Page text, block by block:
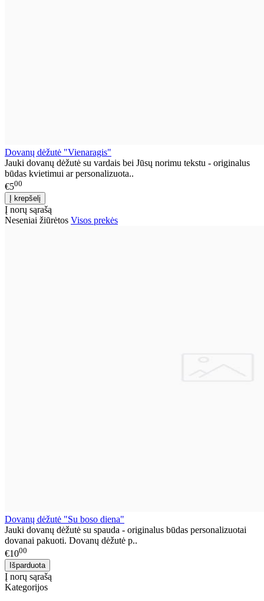
Dovanų dėžutė "Vienaragis"
Jauki dovanų dėžutė su vardais bei Jūsų norimu tekstu - originalus
būdas kvietimui ar personalizuota..
€500
Į norų sąrašą
Neseniai žiūrėtos Visos prekės
Dovanų dėžutė "Su boso diena"
Jauki dovanų dėžutė su spauda - originalus būdas personalizuotai
dovanai pakuoti. Dovanų dėžutė p..
€1000
Į norų sąrašą
Kategorijos